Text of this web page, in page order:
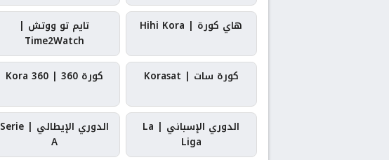
هاي كورة | Hihi Kora
تايم تو ووتش |
Time2Watch
كورة سات | Korasat
كورة 360 | Kora 360
الدوري الإسباني | La
Liga
الدوري الإيطالي | Serie
A